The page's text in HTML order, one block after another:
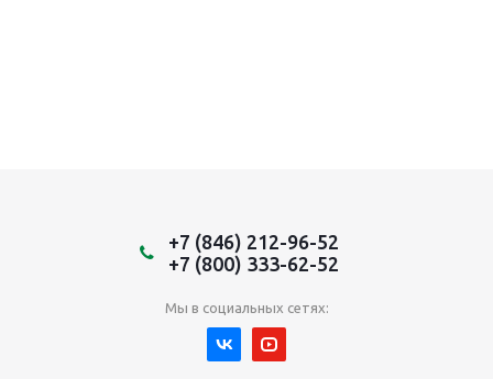
+7 (846) 212-96-52
+7 (800) 333-62-52
Мы в социальных сетях: